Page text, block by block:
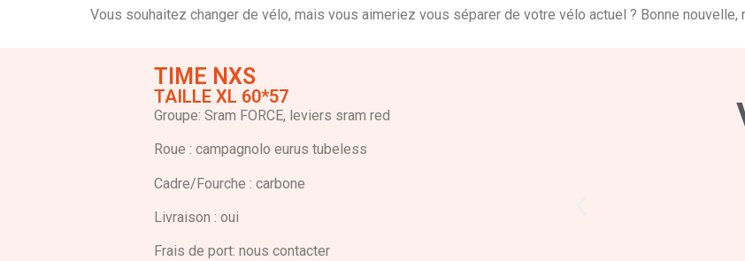
Vous souhaitez changer de vélo, mais vous aimeriez vous séparer de votre vélo actuel ? Bonne nouvelle,
TIME NXS
TAILLE XL 60*57
Groupe: Sram FORCE, leviers sram red
Roue : campagnolo eurus tubeless
Cadre/Fourche : carbone
Livraison : oui
Frais de port: nous contacter